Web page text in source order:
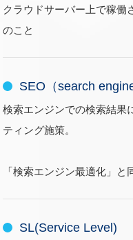
クラウドサーバー上で稼働
のこと
SEO（search
検索エンジンでの検索結果
ティング施策。
「検索エンジン最適化」と
SL(Service Level)